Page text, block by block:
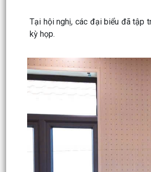
Tại hội nghị, các đại biểu đã tập
kỳ họp.